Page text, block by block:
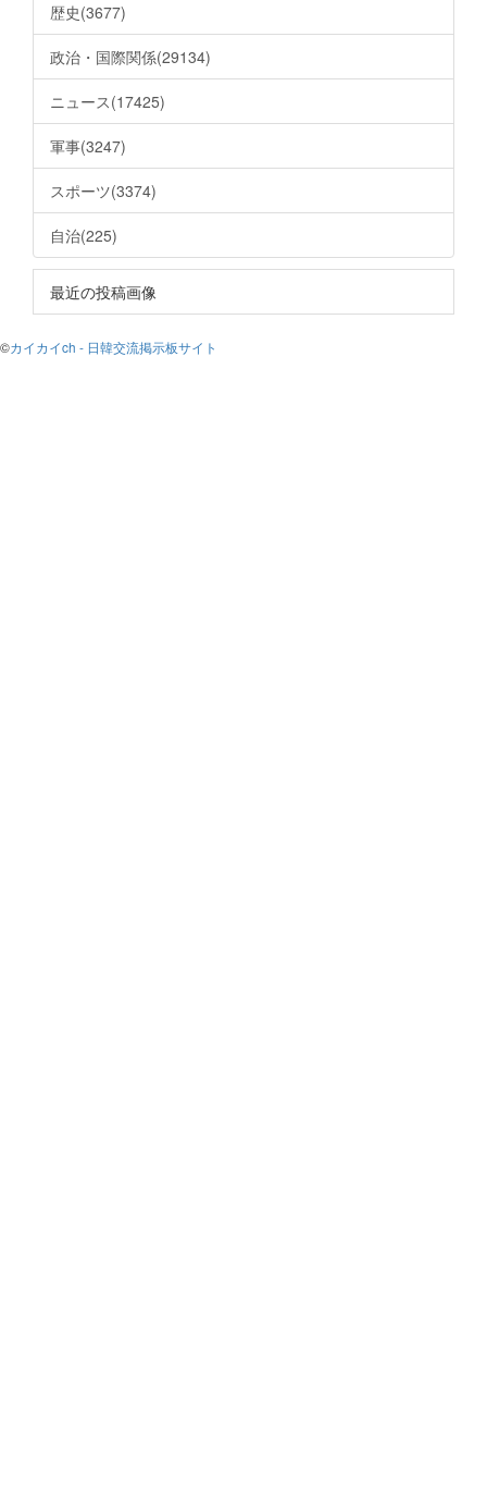
歴史(3677)
政治・国際関係(29134)
ニュース(17425)
軍事(3247)
スポーツ(3374)
自治(225)
最近の投稿画像
©カイカイch - 日韓交流掲示板サイト